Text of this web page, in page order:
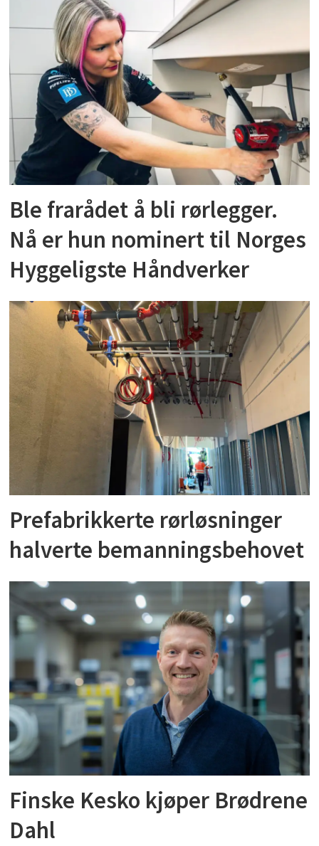
Ble frarådet å bli rørlegger.
Nå er hun nominert til Norges
Hyggeligste Håndverker
Prefabrikkerte rørløsninger
halverte bemanningsbehovet
Finske Kesko kjøper Brødrene
Dahl